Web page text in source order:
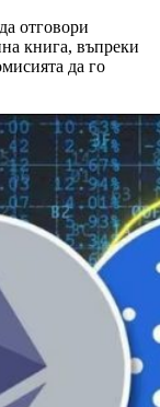
отговори
книга, въпреки
да го